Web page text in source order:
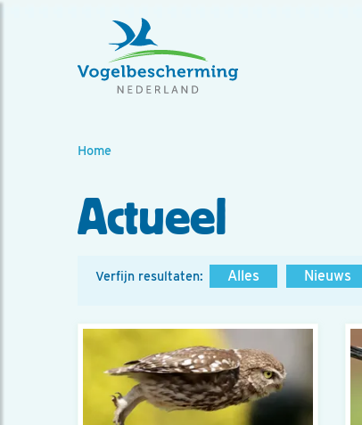
Home
Actueel
Verfijn resultaten: Alles Nieuws